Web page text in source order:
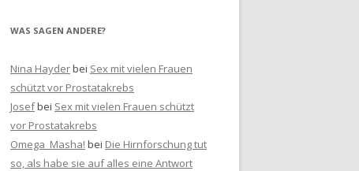
WAS SAGEN ANDERE?
Nina Hayderbei Sex mit vielen Frauen
schützt vor Prostatakrebs
Josefbei Sex mit vielen Frauen schützt
vor Prostatakrebs
Omega_Masha! bei Die Hirnforschung tut
so, als habe sie auf alles eine Antwort